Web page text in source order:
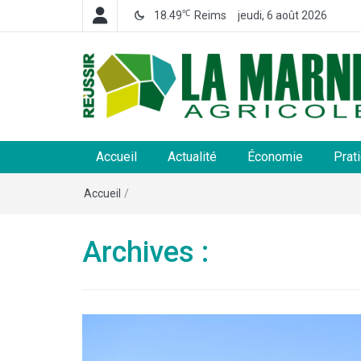
18.49℃ Reims jeudi, 6 août 2026
La Marne Agricole
et rurales
Accueil Actualité Économie
Accueil /
Archives :